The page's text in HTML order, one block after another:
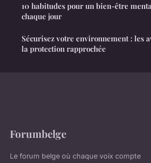
10 habitudes pour un bien-être
chaque jour
Sécurisez votre environnement : les
la protection rapprochée
Forumbelge
Le forum belge où chaque voix compte